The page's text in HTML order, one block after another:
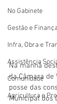
No Gabinete
Gestão e
Infra, Obra e
Assistência
Comunidade
Agricultura e
Na manhã
da Câmara de
posse das
Municipal dos